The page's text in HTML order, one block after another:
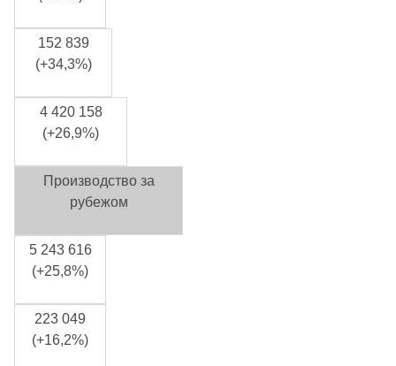
152 839
(+34,3%)
4 420 158
(+26,9%)
Производство за
рубежом
5 243 616
(+25,8%)
223 049
(+16,2%)